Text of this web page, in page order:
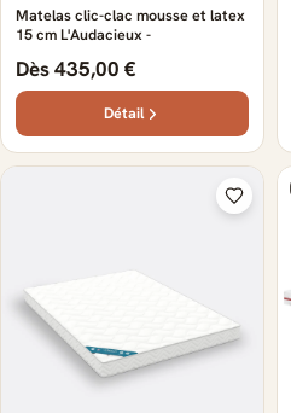
Matelas clic-clac mousse et latex
15 cm L'Audacieux -
Dès 435,00 €
Détail